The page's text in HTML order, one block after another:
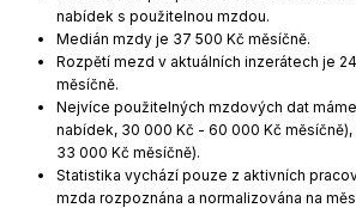
nabídek s použitelnou mzdou.
Medián mzdy je 37 500 Kč měsíčně.
Rozpětí mezd v aktuálních inzerátech je
měsíčně.
Nejvíce použitelných mzdových dat
nabídek, 30 000 Kč - 60 000 Kč
33 000 Kč měsíčně).
Statistika vychází pouze z aktivních
mzda rozpoznána a normalizována na